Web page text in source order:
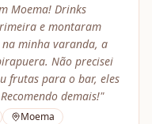
Moema! Drinks
e montaram
minha varanda, a
Não precisei
frutas para o bar, eles
demais!"
Moema